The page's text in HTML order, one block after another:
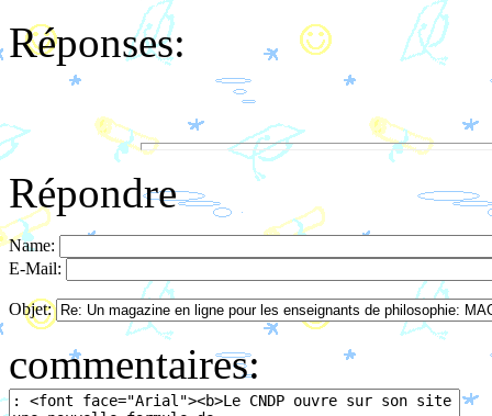
Réponses:
Répondre
Name:
E-Mail:
Objet:
commentaires: